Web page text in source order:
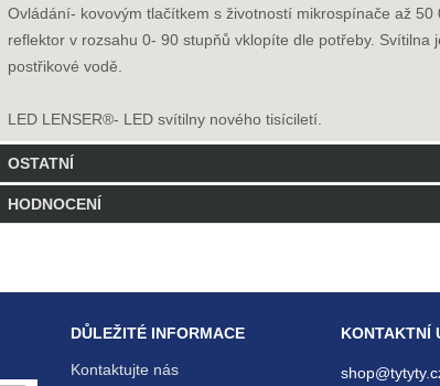
Ovládání- kovovým tlačítkem s životností mikrospínače až 50
reflektor v rozsahu 0- 90 stupňů vklopíte dle potřeby. Svítilna
postřikové vodě.
LED LENSER®- LED svítilny nového tisíciletí.
OSTATNÍ
Kód: LLH3
HODNOCENÍ
DŮLEŽITÉ INFORMACE
Kontaktujte nás
KONTAKTNÍ